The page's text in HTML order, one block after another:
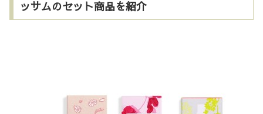
ッサムのセット商品を紹介